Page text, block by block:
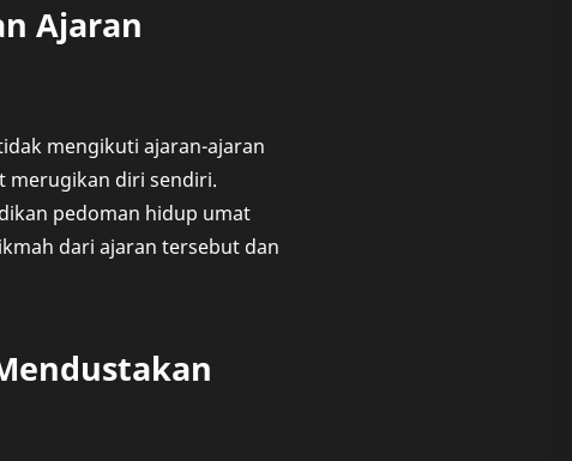
Ajaran
mengikuti ajaran-ajaran
merugikan diri sendiri.
pedoman hidup umat
dari ajaran tersebut dan